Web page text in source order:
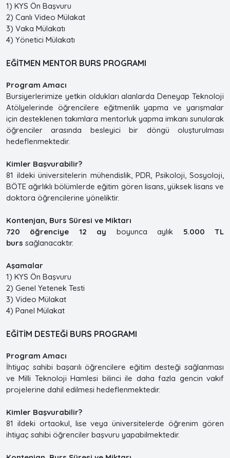
1) KYS Ön Başvuru
2) Canlı Video Mülakat
3) Vaka Mülakatı
4) Yönetici Mülakatı
EĞİTMEN MENTOR BURS PROGRAMI
Program Amacı
Bursiyerlerimize yetkin oldukları alanlarda Deneyap Teknoloji
Atölyelerinde öğrencilere eğitmenlik yapma ve yarışmalar
için desteklenen takımlara mentorluk yapma imkanı sunularak
öğrenciler arasında besleyici bir döngü oluşturulması
hedeflenmektedir.
Kimler Başvurabilir?
81 ildeki üniversitelerin mühendislik, PDR, Psikoloji, Sosyoloji,
BÖTE ağırlıklı bölümlerde eğitim gören lisans, yüksek lisans ve
doktora öğrencilerine yöneliktir.
Kontenjan, Burs Süresi ve Miktarı
720 öğrenciye
12 ay boyunca aylık 5.000 TL
burs sağlanacaktır.
Aşamalar
1) KYS Ön Başvuru
2) Genel Yetenek Testi
3) Video Mülakat
4) Panel Mülakat
EĞİTİM DESTEĞİ BURS PROGRAMI
Program Amacı
İhtiyaç sahibi başarılı öğrencilere eğitim desteği sağlanması
ve Milli Teknoloji Hamlesi bilinci ile daha fazla gencin vakıf
projelerine dahil edilmesi hedeflenmektedir.
Kimler Başvurabilir?
81 ildeki ortaokul, lise veya üniversitelerde öğrenim gören
ihtiyaç sahibi öğrenciler başvuru yapabilmektedir.